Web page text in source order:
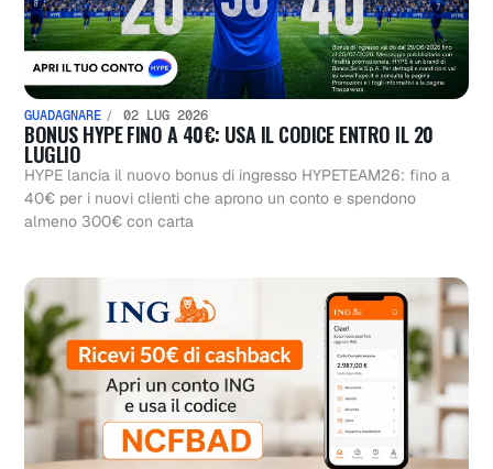
GUADAGNARE 02 LUG 2026
BONUS HYPE FINO A 40€: USA IL CODICE ENTRO IL 20
LUGLIO
HYPE lancia il nuovo bonus di ingresso HYPETEAM26: fino a
40€ per i nuovi clienti che aprono un conto e spendono
almeno 300€ con carta